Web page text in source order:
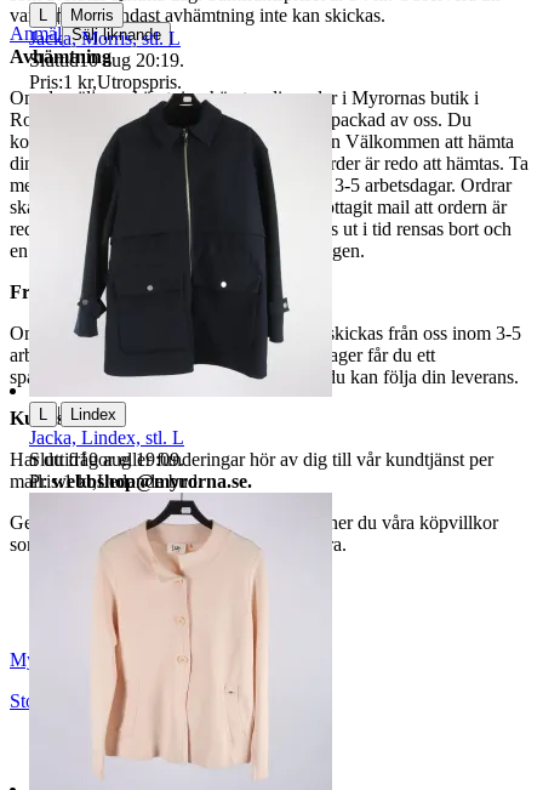
varor märkta endast avhämtning inte kan skickas.
Avhämtning
Om du väljer avhämtning hämtas din order i Myrornas butik i
Ropsten, Kolargatan 2 efter den har blivit packad av oss. Du
kommer att få ett separat mail med rubriken Välkommen att hämta
din order på Myrorna i Ropsten! när din order är redo att hämtas. Ta
med legitimation. Hanteringstiden är cirka 3-5 arbetsdagar. Ordrar
ska hämtas senast 7 dagar efter att man mottagit mail att ordern är
redo för avhämtning. Ordrar som ej hämtas ut i tid rensas bort och
en avgift på 84 kr dras av från återbetalningen.
Frakt
Om du har valt frakt kommer din vara att skickas från oss inom 3-5
arbetsdagar. När din vara har lämnat vårt lager får du ett
spårningsnummer av DSV inom kort där du kan följa din leverans.
Kundservice
Har du frågor eller funderingar hör av dig till vår kundtjänst per
mail:webbshop@myrorna.se.
Genom att buda på våra annonser godkänner du våra köpvillkor
som du hittar på vår infosida här på Tradera.
Anmäl Sälj liknande
Myrorna
Stockholm
Sverige
L | Morris
Jacka, Morris, stl. L
Sluttid10 aug 20:19.
Pris:1 kr,Utropspris.
L | Lindex
Jacka, Lindex, stl. L
Sluttid10 aug 19:09.
Pris:1 kr,Ledande bud.